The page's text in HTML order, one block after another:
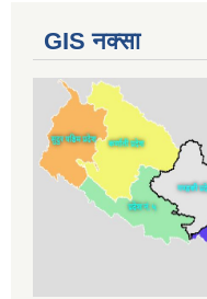
GIS नक्सा